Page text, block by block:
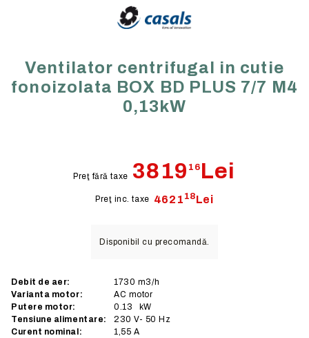
Ventilator centrifugal in cutie
fonoizolata BOX BD PLUS 7/7 M4
0,13kW
Preţ fără taxe 3819 16 Lei
Preţ inc. taxe 4621 18Lei
Disponibil cu precomandă.
Debit de aer: 1730 m3/h
Varianta motor:
AC motor
Putere motor:
0.13
kW
Tensiune alimentare:
230V- 50 Hz
Curent nominal:
1,55 A